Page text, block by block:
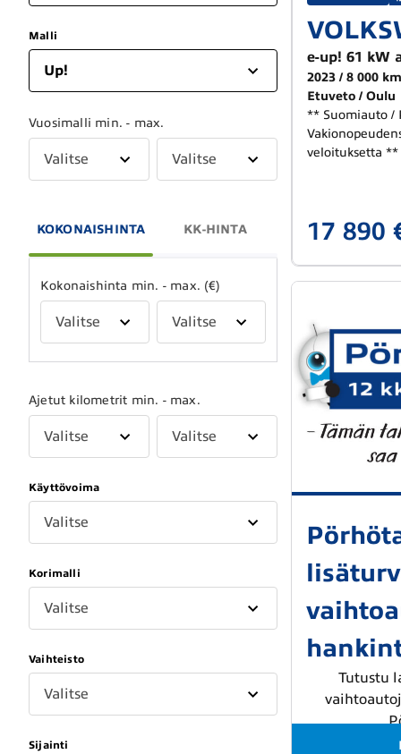
Malli
Up!
Vuosimalli min. - max.
Valitse Valitse
KOKONAISHINTA KK-HINTA
Kokonaishinta min. - max. (€)
Valitse Valitse
Ajetut kilometrit min. - max.
Valitse Valitse
Käyttövoima
Valitse
Korimalli
Valitse
Vaihteisto
Valitse
Sijainti
e-up! 61 kW
2023 8 000 km
Etuveto
Oulu
** Suomiauto /
veloituksetta **
17 890
Tutustu